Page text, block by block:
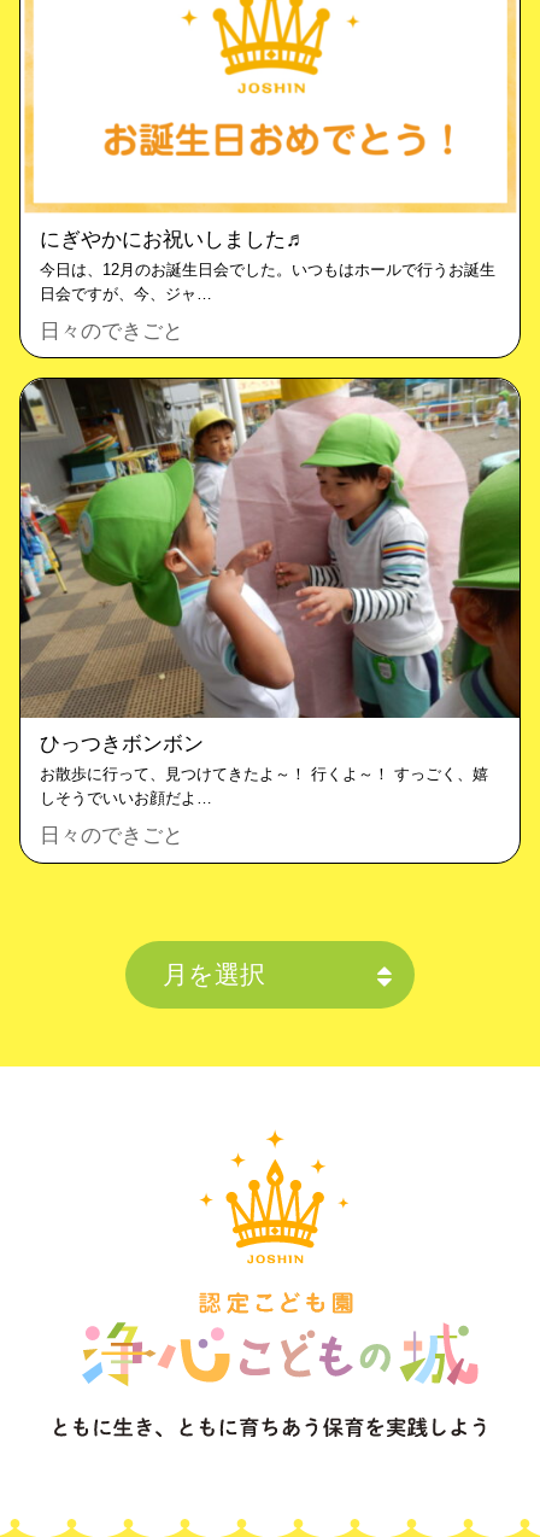
にぎやかにお祝いしました♬
今日は、12月のお誕生日会でした。いつもはホールで行うお誕生
日会ですが、今、ジャ…
日々のできごと
ひっつきボンボン
お散歩に行って、見つけてきたよ～！ 行くよ～！ すっごく、嬉
しそうでいいお顔だよ…
日々のできごと